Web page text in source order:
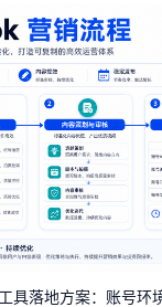
具落地方案：账号环